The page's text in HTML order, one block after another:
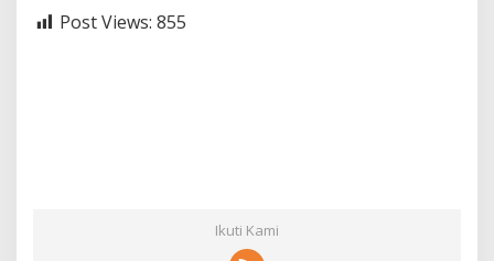
Post Views: 855
Ikuti Kami